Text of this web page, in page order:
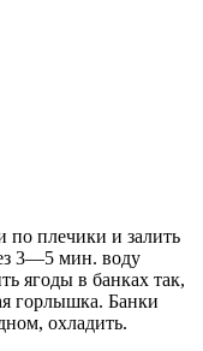
по плечики и залить
3—5 мин. воду
ягоды в банках так,
горлышка. Банки
охладить.